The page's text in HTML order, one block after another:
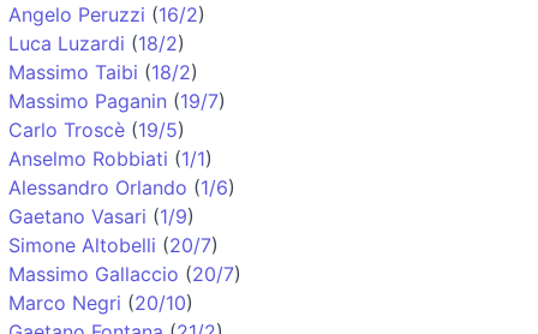
Angelo Peruzzi (16/2)
Luca Luzardi (18/2)
Massimo Taibi (18/2)
Massimo Paganin (19/7)
Carlo Troscè (19/5)
Anselmo Robbiati (1/1)
Alessandro Orlando (1/6)
Gaetano Vasari (1/9)
Simone Altobelli (20/7)
Massimo Gallaccio (20/7)
Marco Negri (20/10)